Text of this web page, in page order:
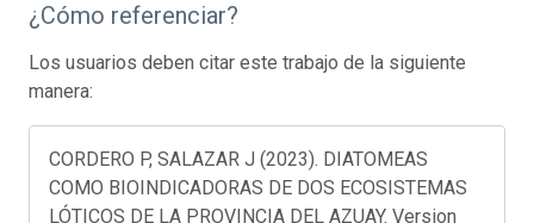
¿Cómo referenciar?
Los usuarios deben citar este trabajo de la siguiente
manera:
CORDERO P, SALAZAR J (2023). DIATOMEAS
COMO BIOINDICADORAS DE DOS ECOSISTEMAS
LÓTICOS DE LA PROVINCIA DEL AZUAY. Version